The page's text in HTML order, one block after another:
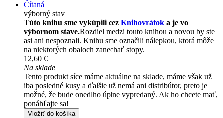
Čítaná
výborný stav
Túto knihu sme vykúpili cez Knihovrátok a je vo
výbornom stave.Rozdiel medzi touto knihou a novou by ste
asi ani nespoznali. Knihu sme označili nálepkou, ktorá môže
na niektorých obaloch zanechať stopy.
12,60 €
Na sklade
Tento produkt síce máme aktuálne na sklade, máme však už
iba posledné kusy a ďalšie už nemá ani distribútor, preto je
možné, že bude onedlho úplne vypredaný. Ak ho chcete mať,
ponáhľajte sa!
Vložiť do košíka